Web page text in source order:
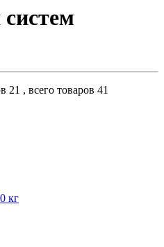
21 , всего товаров 41
кг